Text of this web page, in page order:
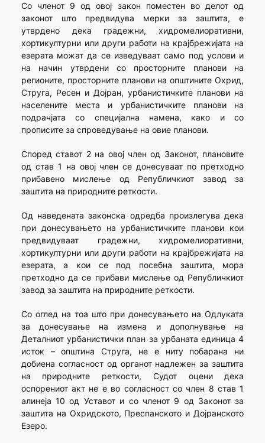
Со членот 9 од овој закон поместен во делот од
законот што предвидува мерки за заштита, е
утврдено дека градежни, хидромелиоративни,
хортикултурни или други работи на крајбрежијата на
езерата можат да се изведуваат само под услови и
на начин утврдени со просторните планови на
регионите, просторните планови на општините Охрид,
Струга, Ресен и Дојран, урбанистичките планови на
населените места и урбанистичките планови на
подрачјата со специјална намена, како и со
прописите за спроведување на овие планови.
Според ставот 2 на овој член од Законот, плановите
од став 1 на овој член се донесуваат по претходно
прибавено мислење од Републичкиот завод за
заштита на природните реткости.
Од наведената законска одредба произлегува дека
при донесувањето на урбанистичките планови кои
предвидуваат градежни, хидромелиоративни,
хортикултурни или други работи на крајбрежијата на
езерата, а кои се под посебна заштита, мора
претходно да се прибави мислење од Републичкиот
завод за заштита на природните реткости.
Со оглед на тоа што при донесувањето на Одлуката
за донесување на измена и дополнување на
Деталниот урбанистички план за урбаната единица 4
исток – општина Струга, не е ниту побарана ни
добиена согласност од органот надлежен за заштита
на природните реткости, Судот оцени дека
оспорениот акт не е во согласност со член 8 став 1
алинеја 10 од Уставот и со членот 9 од Законот за
заштита на Охридското, Преспанското и Дојранското
Езеро.